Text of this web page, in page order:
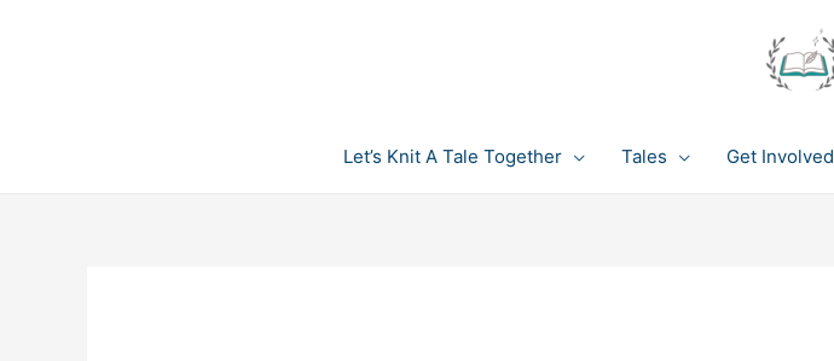
Let’s Knit A Tale Together Tales Get Involved